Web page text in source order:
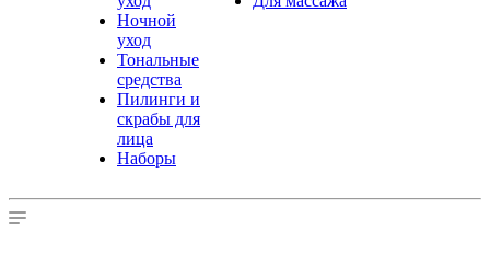
Ночной
уход
Тональные
средства
Пилинги и
скрабы для
лица
Наборы